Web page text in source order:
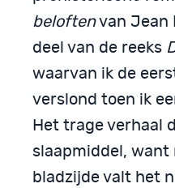
beloftenvan Jean
deel van de reeks
waarvan ik de
verslond toen ik
Het trage verhaal
slaapmiddel, want
bladzijde valt het